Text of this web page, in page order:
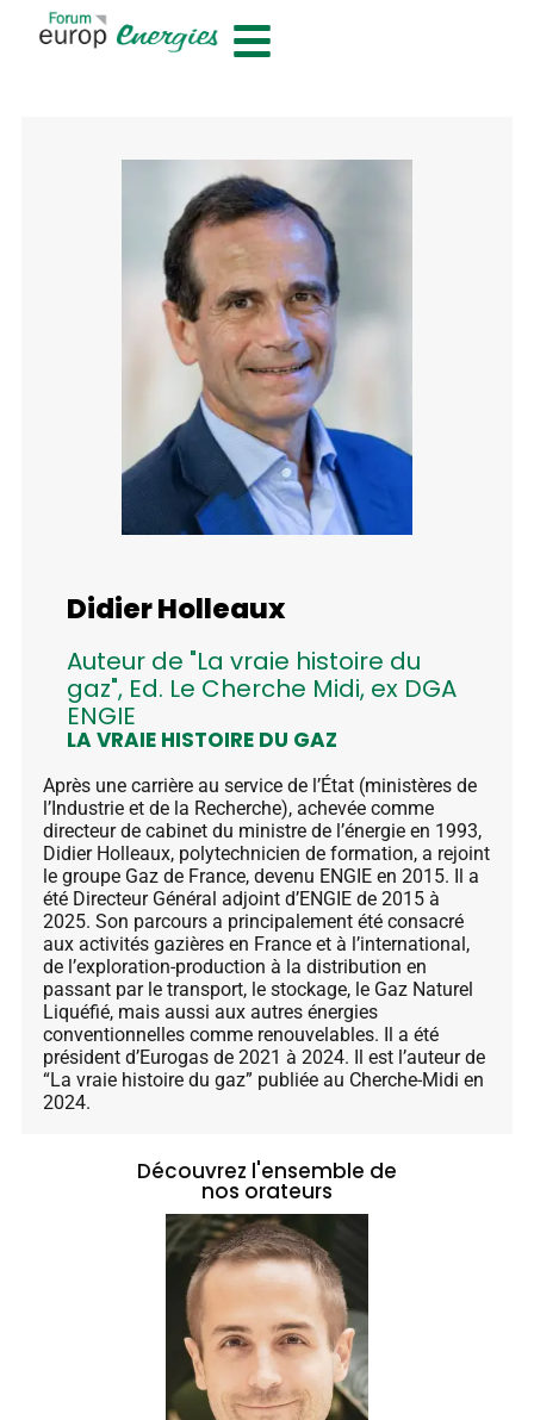
Didier Holleaux
Auteur de "La vraie histoire du
gaz", Ed. Le Cherche Midi, ex DGA
ENGIE
LA VRAIE HISTOIRE DU GAZ
Après une carrière au service de l’État (ministères de
l’Industrie et de la Recherche), achevée comme
directeur de cabinet du ministre de l’énergie en 1993,
Didier Holleaux, polytechnicien de formation, a rejoint
le groupe Gaz de France, devenu ENGIE en 2015. Il a
été Directeur Général adjoint d’ENGIE de 2015 à
2025. Son parcours a principalement été consacré
aux activités gazières en France et à l’international,
de l’exploration-production à la distribution en
passant par le transport, le stockage, le Gaz Naturel
Liquéfié, mais aussi aux autres énergies
conventionnelles comme renouvelables. Il a été
président d’Eurogas de 2021 à 2024. Il est l’auteur de
“La vraie histoire du gaz” publiée au Cherche-Midi en
2024.
Découvrez l'ensemble de
nos orateurs